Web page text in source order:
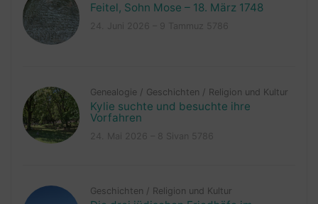
Feitel, Sohn Mose – 18. März 1748
Genealogie / Geschichten / Religion und Kultur
Kylie suchte und besuchte ihre
Vorfahren
Geschichten / Religion und Kultur